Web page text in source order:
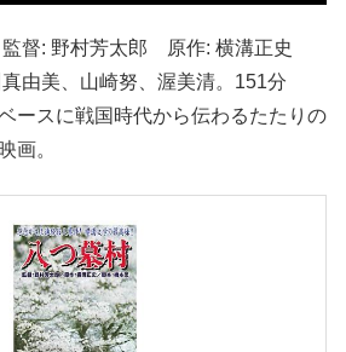
監督: 野村芳太郎 原作: 横溝正史
由美、山崎努、渥美清。151分
ースに戦国時代から伝わるたたりの
画。